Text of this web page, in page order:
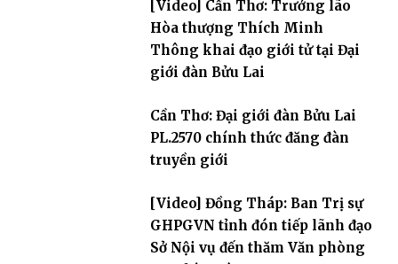
[Video] Cần Thơ: Trưởng lão
Hòa thượng Thích Minh
Thông khai đạo giới tử tại Đại
giới đàn Bửu Lai
Cần Thơ: Đại giới đàn Bửu Lai
PL.2570 chính thức đăng đàn
truyền giới
[Video] Đồng Tháp: Ban Trị sự
GHPGVN tỉnh đón tiếp lãnh đạo
Sở Nội vụ đến thăm Văn phòng